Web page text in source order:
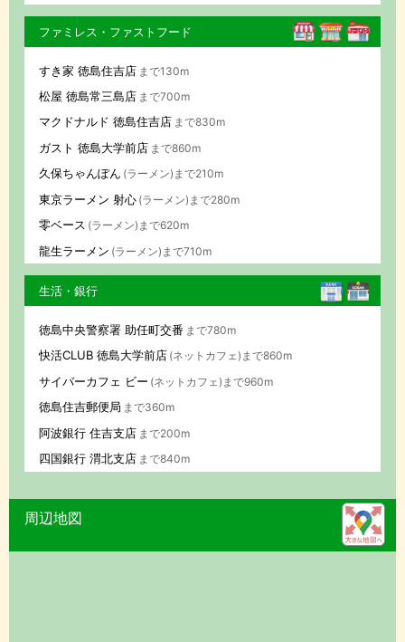
ファミレス・ファストフード
すき家 徳島住吉店 まで130m
松屋 徳島常三島店 まで700m
マクドナルド 徳島住吉店 まで830m
ガスト 徳島大学前店 まで860m
久保ちゃんぽん (ラーメン)まで210m
東京ラーメン 射心 (ラーメン)まで280m
零ベース (ラーメン)まで620m
龍生ラーメン (ラーメン)まで710m
生活・銀行
徳島中央警察署 助任町交番 まで780m
快活CLUB 徳島大学前店 (ネットカフェ)まで860m
サイバーカフェ ビー (ネットカフェ)まで960m
徳島住吉郵便局 まで360m
阿波銀行 住吉支店 まで200m
四国銀行 渭北支店 まで840m
周辺地図